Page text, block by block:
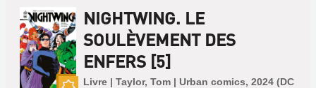
NIGHTWING. LE
SOULÈVEMENT DES
ENFERS [5]
Livre | Taylor, Tom | Urban comics, 2024 (DC